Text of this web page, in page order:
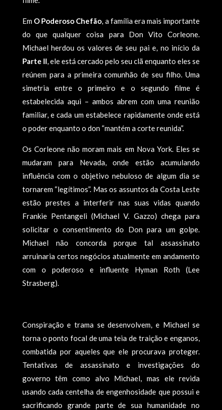
Em O Poderoso Chefão , a família era mais importante
do que qualquer coisa para Don Vito Corleone.
Michael herdou os valores de seu pai e, no início da
Parte II , ele está cercado pelo seu clã enquanto eles se
reúnem para a primeira comunhão de seu filho. Uma
simetria entre o primeiro e o segundo filme é
estabelecida aqui – ambos abrem com uma reunião
familiar, e cada um estabelece rapidamente onde está
o poder enquanto o don “mantém a corte reunida”.
Os Corleone não moram mais em Nova York. Eles se
mudaram para Nevada, onde estão acumulando
influência com o objetivo nebuloso de algum dia se
tornarem “legítimos”. Mas os assuntos da Costa Leste
estão prestes a interferir nas suas vidas quando
Frankie Pentangeli (Michael V. Gazzo) chega para
solicitar o consentimento do Don para um golpe.
Michael não concorda porque tal assassinato
arruinaria certos negócios atualmente em andamento
com o poderoso e influente Hyman Roth (Lee
Strasberg).
Conspiração e trama se desenvolvem, e Michael se
torna o ponto focal de uma teia de traição e enganos,
combatida por aqueles que ele procurava proteger.
Tentativas de assassinato e investigações do
governo têm como alvo Michael, mas ele revida
usando cada centelha de engenhosidade que possui e
sacrificando grande parte de sua humanidade no